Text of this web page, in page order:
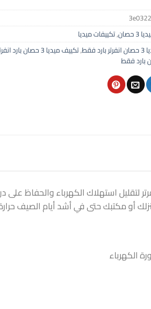
,تكييفات ميديا
,تكييف ميديا 3 حصان بارد انفرتر
مع تقنية الإنفرتر لتقليل استهلاك الكهرباء
أو مكتبك حتى في أشد أيام الصيف